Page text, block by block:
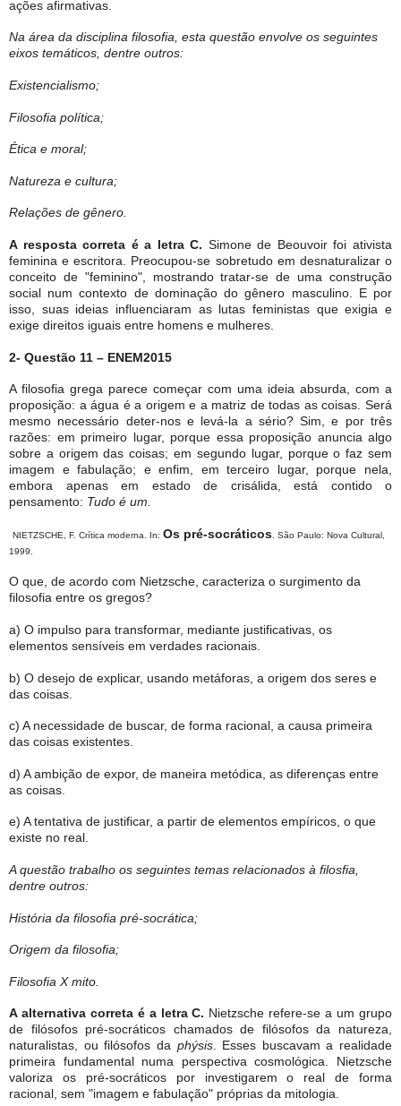
ações afirmativas.
Na área da disciplina filosofia, esta questão envolve os seguintes
eixos temáticos, dentre outros:
Existencialismo;
Filosofia política;
Ética e moral;
Natureza e cultura;
Relações de gênero.
A resposta correta é a letra C. Simone de Beouvoir foi ativista
feminina e escritora. Preocupou-se sobretudo em desnaturalizar o
conceito de "feminino", mostrando tratar-se de uma construção
social num contexto de dominação do gênero masculino. E por
isso, suas ideias influenciaram as lutas feministas que exigia e
exige direitos iguais entre homens e mulheres.
2- Questão 11 – ENEM2015
A filosofia grega parece começar com uma ideia absurda, com a
proposição: a água é a origem e a matriz de todas as coisas. Será
mesmo necessário deter-nos e levá-la a sério? Sim, e por três
razões: em primeiro lugar, porque essa proposição anuncia algo
sobre a origem das coisas; em segundo lugar, porque o faz sem
imagem e fabulação; e enfim, em terceiro lugar, porque nela,
embora apenas em estado de crisálida, está contido o
pensamento: Tudo é um.
NIETZSCHE, F. Crítica moderna. In: Os pré-socráticos . São Paulo: Nova Cultural,
1999.
O que, de acordo com Nietzsche, caracteriza o surgimento da
filosofia entre os gregos?
a) O impulso para transformar, mediante justificativas, os
elementos sensíveis em verdades racionais.
b) O desejo de explicar, usando metáforas, a origem dos seres e
das coisas.
c) A necessidade de buscar, de forma racional, a causa primeira
das coisas existentes.
d) A ambição de expor, de maneira metódica, as diferenças entre
as coisas.
e) A tentativa de justificar, a partir de elementos empíricos, o que
existe no real.
A questão trabalho os seguintes temas relacionados à filosfia,
dentre outros:
História da filosofia pré-socrática;
Origem da filosofia;
Filosofia X mito.
A alternativa correta é a letra C. Nietzsche refere-se a um grupo
de filósofos pré-socráticos chamados de filósofos da natureza,
naturalistas, ou filósofos da phýsis. Esses buscavam a realidade
primeira fundamental numa perspectiva cosmológica. Nietzsche
valoriza os pré-socráticos por investigarem o real de forma
racional, sem "imagem e fabulação" próprias da mitologia.